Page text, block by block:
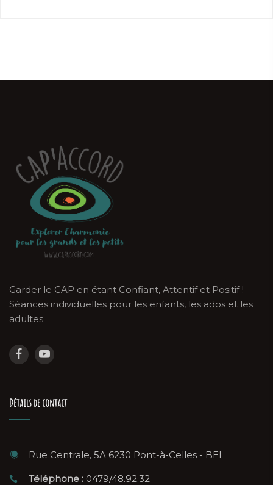
Garder le CAP en étant Confiant, Attentif et Positif !
Séances individuelles pour les enfants, les ados et les
adultes
Détails de contact
Rue Centrale, 5A 6230 Pont-à-Celles - BEL
Téléphone : 0479/48.92.32